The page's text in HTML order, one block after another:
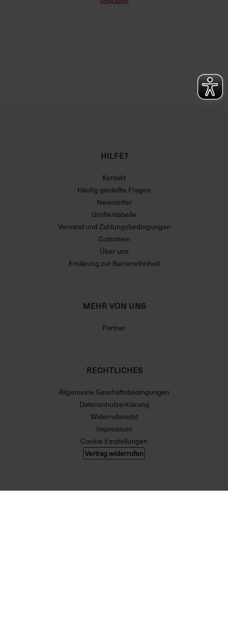
VORKASSE
HILFE?
Kontakt
Häufig gestellte Fragen
Newsletter
Größentabelle
Versand und Zahlungsbedingungen
Gutschein
Über uns
Erklärung zur Barrierefreiheit
MEHR VON UNS
Partner
RECHTLICHES
Allgemeine Geschäftsbedingungen
Datenschutzerklärung
Widerrufsrecht
Impressum
Cookie Einstellungen
Vertrag widerrufen